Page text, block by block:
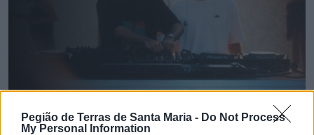
Pegião de Terras de Santa Maria - Do Not Process
My Personal Information